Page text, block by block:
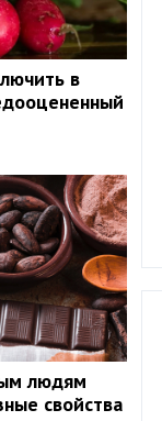
в
людям
свойства